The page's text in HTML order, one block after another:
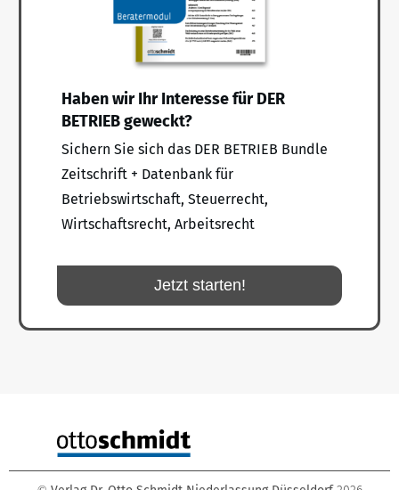
Haben wir Ihr Interesse für DER
BETRIEB geweckt?
Sichern Sie sich das DER BETRIEB Bundle
Zeitschrift + Datenbank für
Betriebswirtschaft, Steuerrecht,
Wirtschaftsrecht, Arbeitsrecht
Jetzt starten!